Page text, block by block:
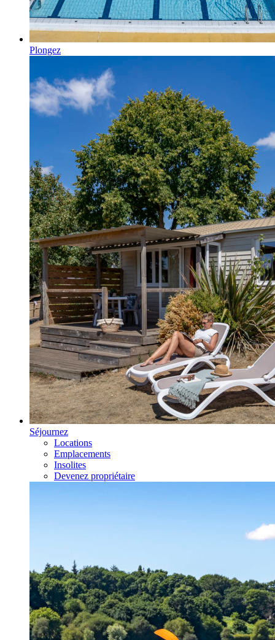
Plongez
Séjournez
Locations
Emplacements
Insolites
Devenez propriétaire